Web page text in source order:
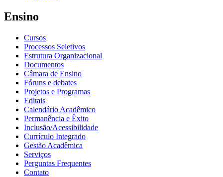
Ensino
Cursos
Processos Seletivos
Estrutura Organizacional
Documentos
Câmara de Ensino
Fóruns e debates
Projetos e Programas
Editais
Calendário Acadêmico
Permanência e Êxito
Inclusão/Acessibilidade
Currículo Integrado
Gestão Acadêmica
Serviços
Perguntas Frequentes
Contato